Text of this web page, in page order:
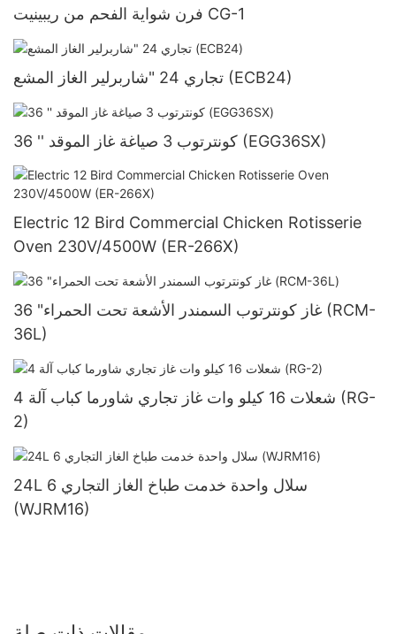
فرن شواية الفحم من ريبينيت CG-1
تجاري 24 "شاربرلير الغاز المشع (ECB24)
36 '' كونترتوب 3 صياغة غاز الموقد (EGG36SX)
Electric 12 Bird Commercial Chicken Rotisserie
Oven 230V/4500W (ER-266X)
36 "غاز كونترتوب السمندر الأشعة تحت الحمراء (RCM-
36L)
4 شعلات 16 كيلو وات غاز تجاري شاورما كباب آلة (RG-
2)
24L 6 سلال واحدة خدمت طباخ الغاز التجاري
(WJRM16)